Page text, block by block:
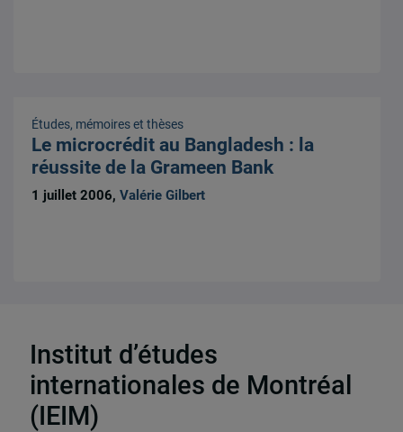
Études, mémoires et thèses
Le microcrédit au Bangladesh : la
réussite de la Grameen Bank
1 juillet 2006,Valérie Gilbert
8 résultats
Institut d’études
internationales de Montréal
(IEIM)